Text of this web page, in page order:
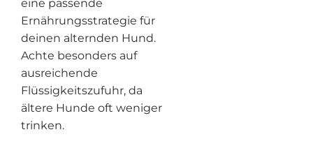
eine passende
Ernährungsstrategie für
deinen alternden Hund.
Achte besonders auf
ausreichende
Flüssigkeitszufuhr, da
ältere Hunde oft weniger
trinken.